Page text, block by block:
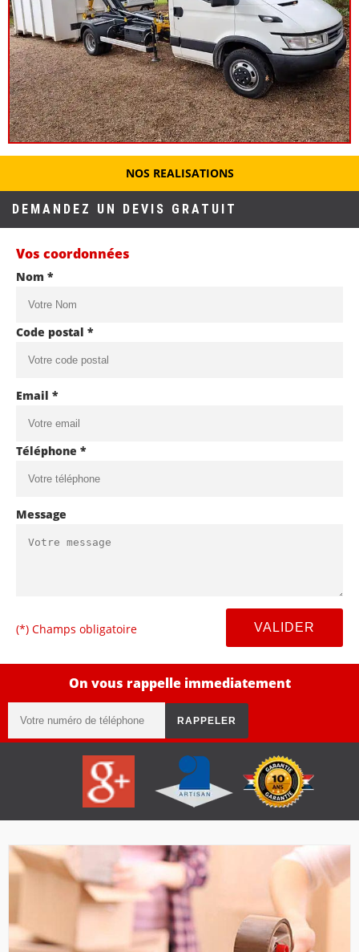
NOS REALISATIONS
DEMANDEZ UN DEVIS GRATUIT
Vos coordonnées
Nom *
Code postal *
Email *
Téléphone *
Message
(*) Champs obligatoire
On vous rappelle immediatement